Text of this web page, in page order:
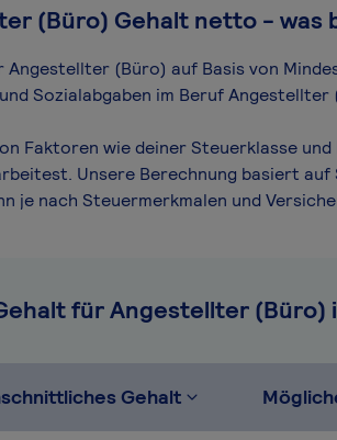
(Büro) Gehalt netto - was
(Büro) auf Basis von
Sozialabgaben im Beruf
Faktoren wie deiner Steuerklasse
Unsere Berechnung basiert
je nach Steuermerkmalen und
für Angestellter (Büro)
Gehalt